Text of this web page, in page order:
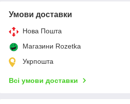
Умови доставки
Нова Пошта
Магазини Rozetka
Укрпошта
Всі умови доставки